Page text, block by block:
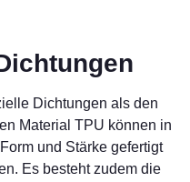
Dichtungen als den
Material TPU können in
und Stärke gefertigt
Es besteht zudem die